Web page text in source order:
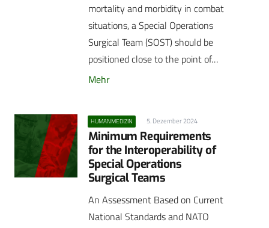
mortality and morbidity in combat
situations, a Special Operations
Surgical Team (SOST) should be
positioned close to the point of…
Mehr
HUMANMEDIZIN 5. Dezember 2024
Minimum Requirements
for the Interoperability of
Special Operations
Surgical Teams
An Assessment Based on Current
National Standards and NATO